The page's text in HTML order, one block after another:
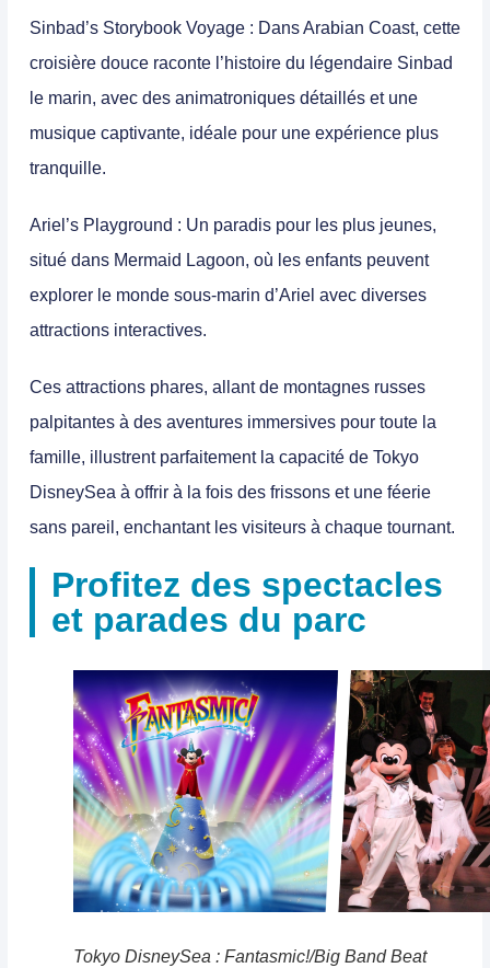
Sinbad’s Storybook Voyage : Dans Arabian Coast, cette
croisière douce raconte l’histoire du légendaire Sinbad
le marin, avec des animatroniques détaillés et une
musique captivante, idéale pour une expérience plus
tranquille.
Ariel’s Playground : Un paradis pour les plus jeunes,
situé dans Mermaid Lagoon, où les enfants peuvent
explorer le monde sous-marin d’Ariel avec diverses
attractions interactives.
Ces attractions phares, allant de montagnes russes
palpitantes à des aventures immersives pour toute la
famille, illustrent parfaitement la capacité de Tokyo
DisneySea à offrir à la fois des frissons et une féerie
sans pareil, enchantant les visiteurs à chaque tournant.
Profitez des spectacles
et parades du parc
Tokyo DisneySea : Fantasmic!/Big Band Beat